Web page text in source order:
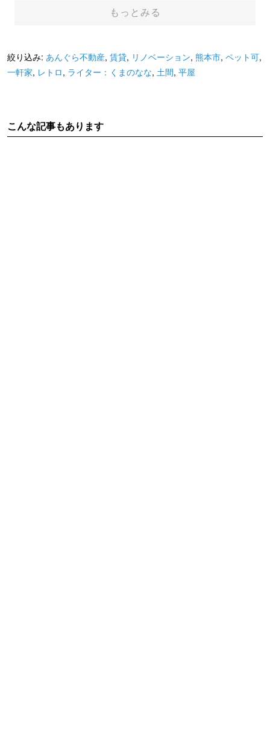
もっとみる
絞り込み: あんぐら不動産, 賃貸, リノベーション, 熊本市, ペット可,
一軒家, レトロ, ライター：くまのなな, 土間, 平屋
こんな記事もあります